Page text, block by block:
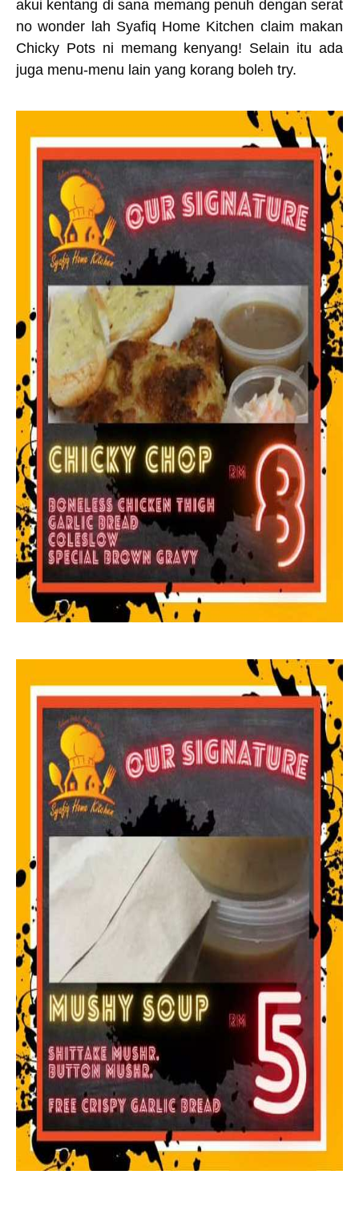
akui kentang di sana memang penuh dengan serat
no wonder lah Syafiq Home Kitchen claim makan
Chicky Pots ni memang kenyang! Selain itu ada
juga menu-menu lain yang korang boleh try.